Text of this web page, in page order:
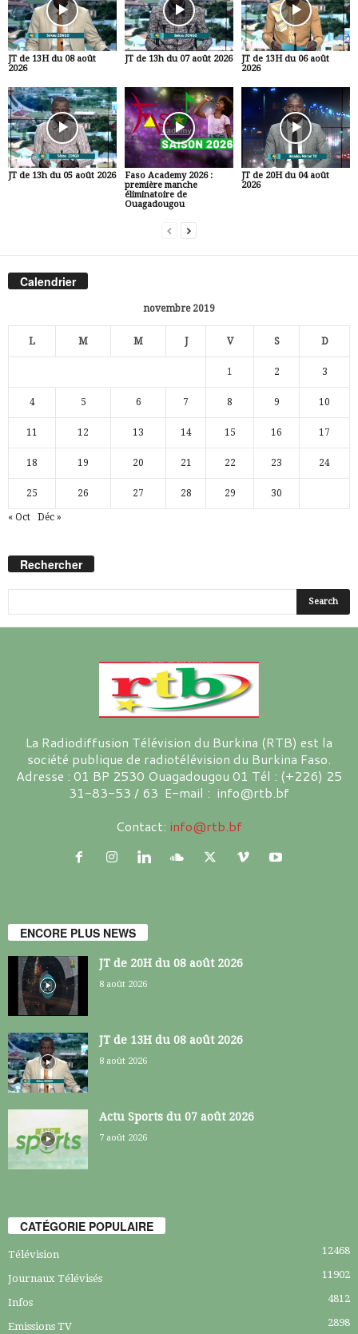
JT de 13H du 08 août
2026
JT de 13h du 07 août 2026
JT de 13H du 06 août
2026
JT de 13h du 05 août 2026
Faso Academy 2026 :
première manche
éliminatoire de
Ouagadougou
JT de 20H du 04 août
2026
Calendrier
novembre 2019
L M M J V S D
1 2 3
4 5 6 7 8 9 10
11 12 13 14 15 16 17
18 19 20 21 22 23 24
25 26 27 28 29 30
« Oct Déc »
Rechercher
La Radiodiffusion Télévision du Burkina (RTB) est la
société publique de radiotélévision du Burkina Faso.
Adresse : 01 BP 2530 Ouagadougou 01 Tél : (+226) 25
31-83-53 / 63 E-mail : info@rtb.bf
Contact: info@rtb.bf
ENCORE PLUS NEWS
JT de 20H du 08 août 2026
8 août 2026
JT de 13H du 08 août 2026
8 août 2026
Actu Sports du 07 août 2026
7 août 2026
CATÉGORIE POPULAIRE
Télévision 12468
Journaux Télévisés 11902
Infos 4812
Emissions TV 2898